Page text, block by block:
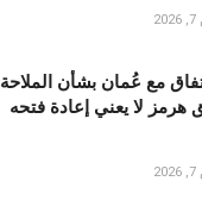
مع عُمان بشأن الملاحة
لا يعني إعادة فتحه